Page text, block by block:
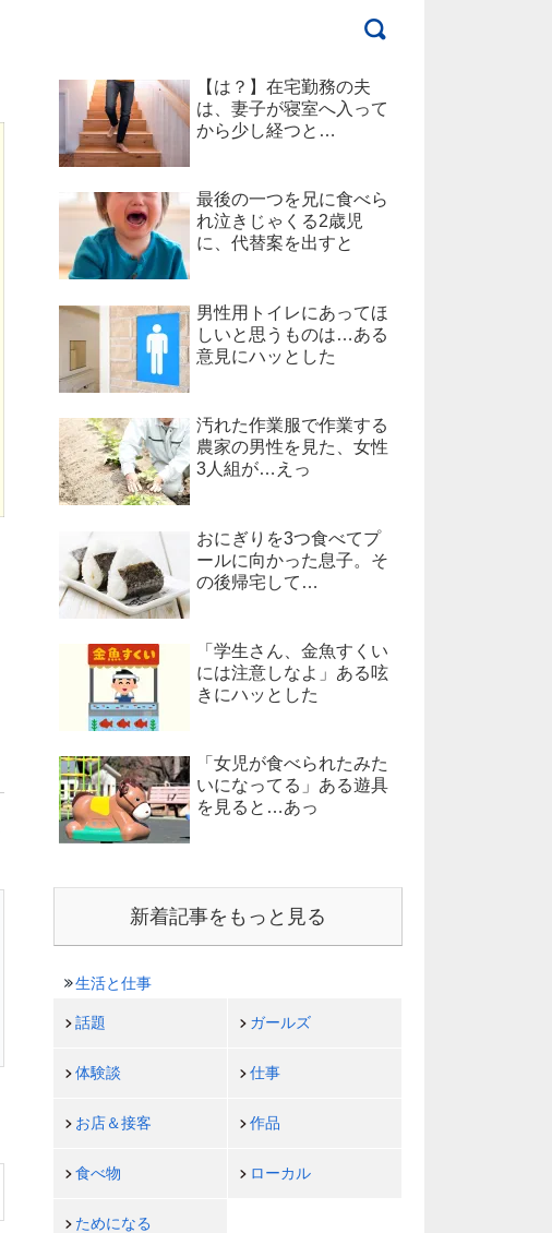
【は？】在宅勤務の夫
は、妻子が寝室へ入って
から少し経つと…
最後の一つを兄に食べら
れ泣きじゃくる2歳児
に、代替案を出すと
男性用トイレにあってほ
しいと思うものは…ある
意見にハッとした
汚れた作業服で作業する
農家の男性を見た、女性
3人組が…えっ
おにぎりを3つ食べてプ
ールに向かった息子。そ
の後帰宅して…
「学生さん、金魚すくい
には注意しなよ」ある呟
きにハッとした
「女児が食べられたみた
いになってる」ある遊具
を見ると…あっ
新着記事をもっと見る
生活と仕事
話題 ガールズ
体験談 仕事
お店＆接客 作品
食べ物 ローカル
ためになる